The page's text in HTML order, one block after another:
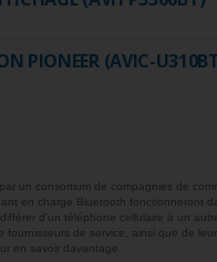
PIONEER (AVIC-
un consortium de compagnies de
en charge Bluetooth fonctionneront
d’un téléphone cellulaire à un
de service, ainsi que de
en savoir davantage.